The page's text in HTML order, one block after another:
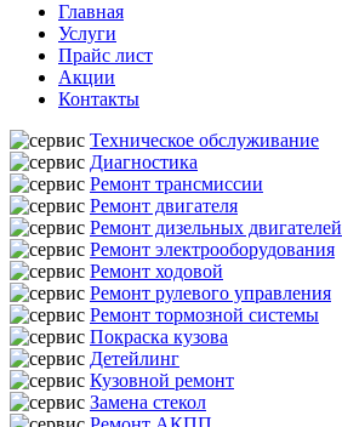
Главная
Услуги
Прайс лист
Акции
Контакты
Техническое обслуживание
Диагностика
Ремонт трансмиссии
Ремонт двигателя
Ремонт дизельных двигателей
Ремонт электрооборудования
Ремонт ходовой
Ремонт рулевого управления
Ремонт тормозной системы
Покраска кузова
Детейлинг
Кузовной ремонт
Замена стекол